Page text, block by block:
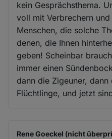
kein Gesprächsthema.
voll mit Verbrechern
Menschen, die solche
denen, die Ihnen
geben! Scheinbar
immer einen
dann die Zigeuner,
Flüchtlinge, und jetzt
Rene Goeckel (nicht